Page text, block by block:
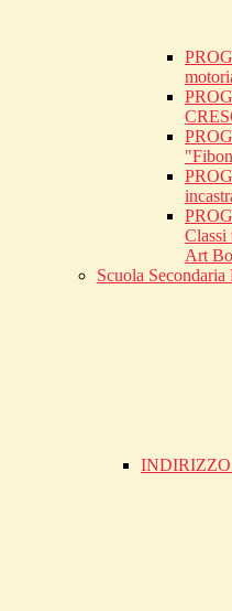
Classi
Art
Scuola Secondaria